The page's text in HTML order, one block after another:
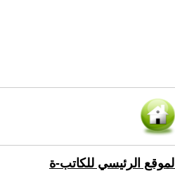
الموقع الرئيسي للكاتب-ة